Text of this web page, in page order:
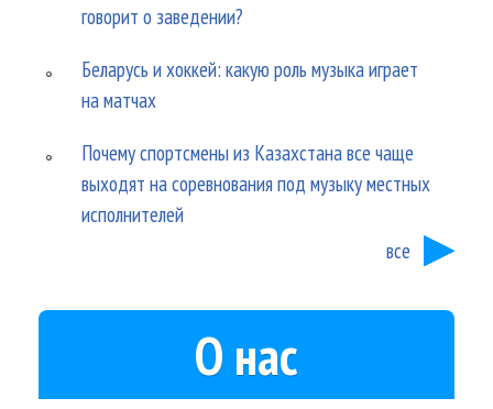
говорит о заведении?
Беларусь и хоккей: какую роль музыка играет
на матчах
Почему спортсмены из Казахстана все чаще
выходят на соревнования под музыку местных
исполнителей
все
О нас